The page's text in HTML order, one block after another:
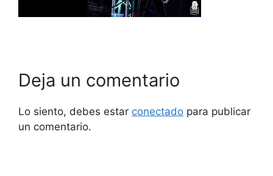
Deja un comentario
Lo siento, debes estar conectado para publicar
un comentario.